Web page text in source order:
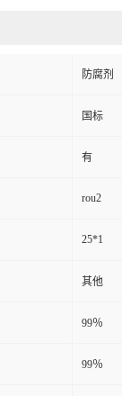
防腐剂
国标
有
rou2
25*1
其他
99％
99％